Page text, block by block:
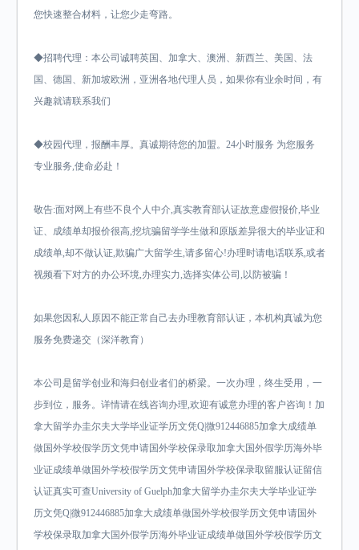
您快速整合材料，让您少走弯路。
◆招聘代理：本公司诚聘英国、加拿大、澳洲、新西兰、美国、法
国、德国、新加坡欧洲，亚洲各地代理人员，如果你有业余时间，有
兴趣就请联系我们
◆校园代理，报酬丰厚。真诚期待您的加盟。24小时服务 为您服务
专业服务,使命必赴！
敬告:面对网上有些不良个人中介,真实教育部认证故意虚假报价,毕业
证、成绩单却报价很高,挖坑骗留学学生做和原版差异很大的毕业证和
成绩单,却不做认证,欺骗广大留学生,请多留心!办理时请电话联系,或者
视频看下对方的办公环境,办理实力,选择实体公司,以防被骗！
如果您因私人原因不能正常自己去办理教育部认证，本机构真诚为您
服务免费递交（深洋教育）
本公司是留学创业和海归创业者们的桥梁。一次办理，终生受用，一
步到位，服务。详情请在线咨询办理,欢迎有诚意办理的客户咨询！加
拿大留学办圭尔夫大学毕业证学历文凭Q|微912446885加拿大成绩单
做国外学校假学历文凭申请国外学校保录取加拿大国外假学历海外毕
业证成绩单做国外学校假学历文凭申请国外学校保录取留服认证留信
认证真实可查University of Guelph加拿大留学办圭尔夫大学毕业证学
历文凭Q|微912446885加拿大成绩单做国外学校假学历文凭申请国外
学校保录取加拿大国外假学历海外毕业证成绩单做国外学校假学历文